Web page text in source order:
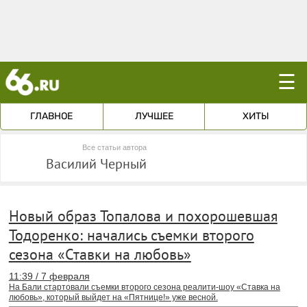
☰
ГЛАВНОЕ ЛУЧШЕЕ ХИТЫ
Все статьи автора
Василий Черный
Новый образ Топалова и похорошевшая
Тодоренко: начались съемки второго
сезона «Ставки на любовь»
11:39 / 7 февраля
На Бали стартовали съемки второго сезона реалити-шоу «Ставка на
любовь», который выйдет на «Пятнице!» уже весной.